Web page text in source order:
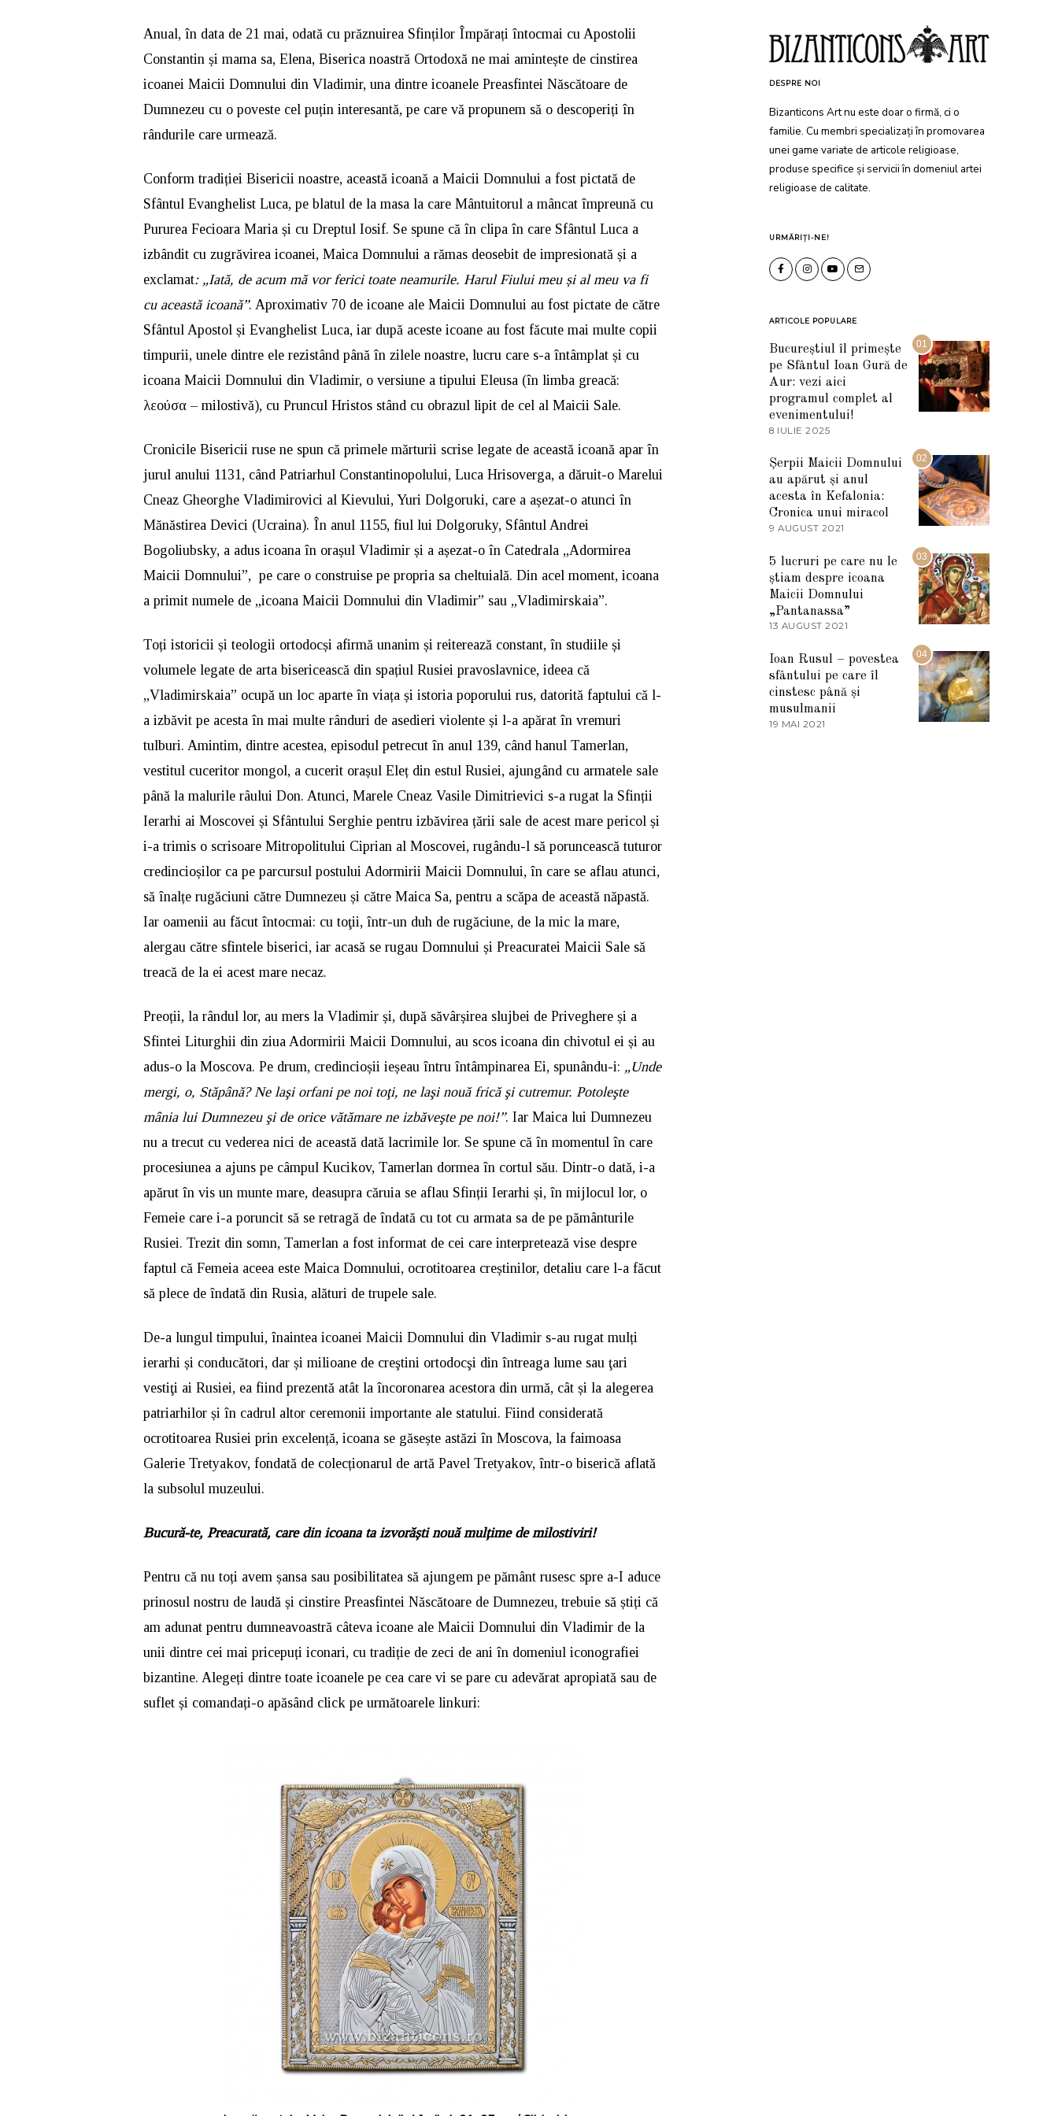
Anual, în data de 21 mai, odată cu prăznuirea Sfinților Împărați întocmai cu Apostolii
Constantin și mama sa, Elena, Biserica noastră Ortodoxă ne mai amintește de cinstirea
icoanei Maicii Domnului din Vladimir, una dintre icoanele Preasfintei Născătoare de
Dumnezeu cu o poveste cel puțin interesantă, pe care vă propunem să o descoperiți în
rândurile care urmează.
Conform tradiției Bisericii noastre, această icoană a Maicii Domnului a fost pictată de
Sfântul Evanghelist Luca, pe blatul de la masa la care Mântuitorul a mâncat împreună cu
Pururea Fecioara Maria și cu Dreptul Iosif. Se spune că în clipa în care Sfântul Luca a
izbândit cu zugrăvirea icoanei, Maica Domnului a rămas deosebit de impresionată și a
exclamat: „Iată, de acum mă vor ferici toate neamurile. Harul Fiului meu și al meu va fi
cu această icoană”. Aproximativ 70 de icoane ale Maicii Domnului au fost pictate de către
Sfântul Apostol și Evanghelist Luca, iar după aceste icoane au fost făcute mai multe copii
timpurii, unele dintre ele rezistând până în zilele noastre, lucru care s-a întâmplat și cu
icoana Maicii Domnului din Vladimir, o versiune a tipului Eleusa (în limba greacă:
Ἐλεούσα – milostivă), cu Pruncul Hristos stând cu obrazul lipit de cel al Maicii Sale.
Cronicile Bisericii ruse ne spun că primele mărturii scrise legate de această icoană apar în
jurul anului 1131, când Patriarhul Constantinopolului, Luca Hrisoverga, a dăruit-o Marelui
Cneaz Gheorghe Vladimirovici al Kievului, Yuri Dolgoruki, care a așezat-o atunci în
Mănăstirea Devici (Ucraina). În anul 1155, fiul lui Dolgoruky, Sfântul Andrei
Bogoliubsky, a adus icoana în orașul Vladimir și a așezat-o în Catedrala „Adormirea
Maicii Domnului”, pe care o construise pe propria sa cheltuială. Din acel moment, icoana
a primit numele de „icoana Maicii Domnului din Vladimir” sau „Vladimirskaia”.
Toți istoricii și teologii ortodocși afirmă unanim și reiterează constant, în studiile și
volumele legate de arta bisericească din spațiul Rusiei pravoslavnice, ideea că
„Vladimirskaia” ocupă un loc aparte în viața și istoria poporului rus, datorită faptului că l-
a izbăvit pe acesta în mai multe rânduri de asedieri violente și l-a apărat în vremuri
tulburi. Amintim, dintre acestea, episodul petrecut în anul 139, când hanul Tamerlan,
vestitul cuceritor mongol, a cucerit orașul Eleț din estul Rusiei, ajungând cu armatele sale
până la malurile râului Don. Atunci, Marele Cneaz Vasile Dimitrievici s-a rugat la Sfinții
Ierarhi ai Moscovei și Sfântului Serghie pentru izbăvirea țării sale de acest mare pericol și
i-a trimis o scrisoare Mitropolitului Ciprian al Moscovei, rugându-l să poruncească tuturor
credincioșilor ca pe parcursul postului Adormirii Maicii Domnului, în care se aflau atunci,
să înalțe rugăciuni către Dumnezeu și către Maica Sa, pentru a scăpa de această năpastă.
Iar oamenii au făcut întocmai: cu toţii, într-un duh de rugăciune, de la mic la mare,
alergau către sfintele biserici, iar acasă se rugau Domnului și Preacuratei Maicii Sale să
treacă de la ei acest mare necaz.
Preoții, la rândul lor, au mers la Vladimir și, după săvârșirea slujbei de Priveghere și a
Sfintei Liturghii din ziua Adormirii Maicii Domnului, au scos icoana din chivotul ei și au
adus-o la Moscova. Pe drum, credincioșii ieșeau întru întâmpinarea Ei, spunându-i: „Unde
mergi, o, Stăpână? Ne laşi orfani pe noi toţi, ne laşi nouă frică şi cutremur. Potoleşte
mânia lui Dumnezeu şi de orice vătămare ne izbăveşte pe noi!”. Iar Maica lui Dumnezeu
nu a trecut cu vederea nici de această dată lacrimile lor. Se spune că în momentul în care
procesiunea a ajuns pe câmpul Kucikov, Tamerlan dormea în cortul său. Dintr-o dată, i-a
apărut în vis un munte mare, deasupra căruia se aflau Sfinții Ierarhi și, în mijlocul lor, o
Femeie care i-a poruncit să se retragă de îndată cu tot cu armata sa de pe pământurile
Rusiei. Trezit din somn, Tamerlan a fost informat de cei care interpretează vise despre
faptul că Femeia aceea este Maica Domnului, ocrotitoarea creștinilor, detaliu care l-a făcut
să plece de îndată din Rusia, alături de trupele sale.
De-a lungul timpului, înaintea icoanei Maicii Domnului din Vladimir s-au rugat mulți
ierarhi și conducători, dar și milioane de creştini ortodocşi din întreaga lume sau ţari
vestiţi ai Rusiei, ea fiind prezentă atât la încoronarea acestora din urmă, cât și la alegerea
patriarhilor și în cadrul altor ceremonii importante ale statului. Fiind considerată
ocrotitoarea Rusiei prin excelență, icoana se găsește astăzi în Moscova, la faimoasa
Galerie Tretyakov, fondată de colecționarul de artă Pavel Tretyakov, într-o biserică aflată
la subsolul muzeului.
Bucură-te, Preacurată, care din icoana ta izvorăști nouă mulțime de milostiviri!
Pentru că nu toți avem șansa sau posibilitatea să ajungem pe pământ rusesc spre a-I aduce
prinosul nostru de laudă și cinstire Preasfintei Născătoare de Dumnezeu, trebuie să știți că
am adunat pentru dumneavoastră câteva icoane ale Maicii Domnului din Vladimir de la
unii dintre cei mai pricepuți iconari, cu tradiție de zeci de ani în domeniul iconografiei
bizantine. Alegeți dintre toate icoanele pe cea care vi se pare cu adevărat apropiată sau de
suflet și comandați-o apăsând click pe următoarele linkuri:
DESPRE NOI
Bizanticons Art nu este doar o firmă, ci o
familie. Cu membri specializați în promovarea
unei game variate de articole religioase,
produse specifice și servicii în domeniul artei
religioase de calitate.
URMĂRIȚI-NE!
ARTICOLE POPULARE
01
Bucureștiul îl primește
pe Sfântul Ioan Gură de
Aur: vezi aici
programul complet al
evenimentului!
8 IULIE 2025
U
L
I
2
0
02
Șerpii Maicii Domnului
au apărut și anul
acesta în Kefalonia:
Cronica unui miracol
9 AUGUST 2021
A
R
T
I
2
2
2
03
5 lucruri pe care nu le
știam despre icoana
Maicii Domnului
„Pantanassa”
13 AUGUST 2021
U
G
U
S
04
Ioan Rusul – povestea
sfântului pe care îl
cinstesc până și
musulmanii
19 MAI 2021